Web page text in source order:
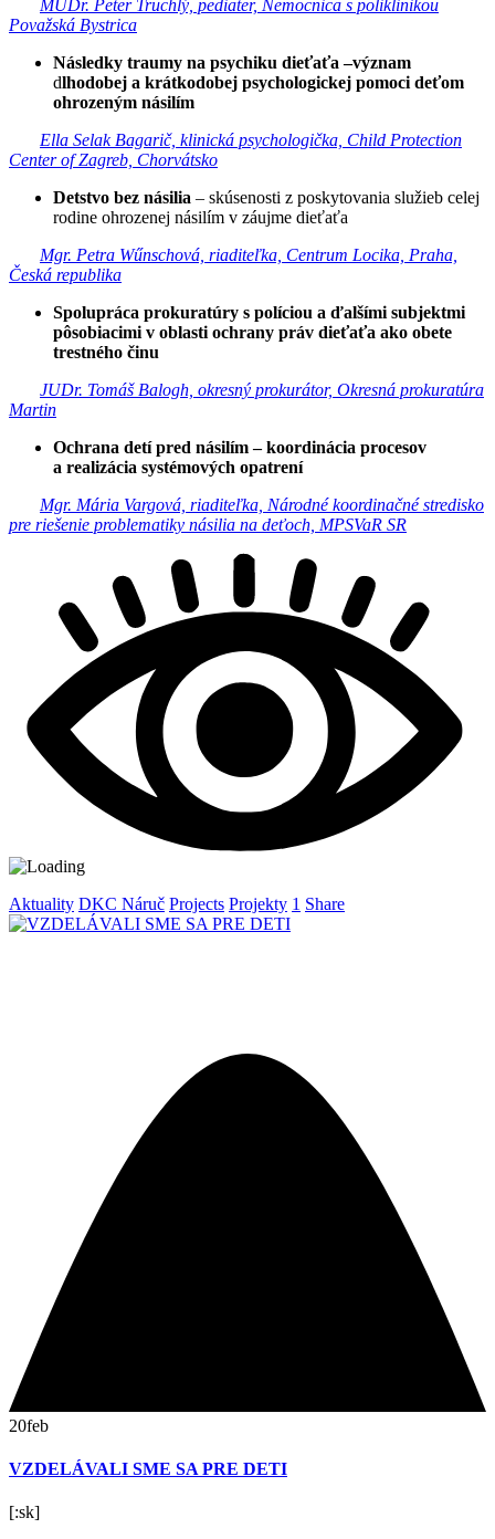
MUDr. Peter Truchlý, pediater, Nemocnica s poliklinikou
Považská Bystrica
Následky traumy na psychiku dieťaťa –význam
dlhodobej a krátkodobej psychologickej pomoci deťom
ohrozeným násilím
Ella Selak Bagarič, klinická psychologička, Child Protection
Center of Zagreb, Chorvátsko
Detstvo bez násilia – skúsenosti z poskytovania služieb celej
rodine ohrozenej násilím v záujme dieťaťa
Mgr. Petra Wűnschová, riaditeľka, Centrum Locika, Praha,
Česká republika
Spolupráca prokuratúry s políciou a ďalšími subjektmi
pôsobiacimi v oblasti ochrany práv dieťaťa ako obete
trestného činu
JUDr. Tomáš Balogh, okresný prokurátor, Okresná prokuratúra
Martin
Ochrana detí pred násilím – koordinácia procesov
a realizácia systémových opatrení
Mgr. Mária Vargová, riaditeľka, Národné koordinačné stredisko
pre riešenie problematiky násilia na deťoch, MPSVaR SR
Aktuality DKC Náruč Projects Projekty 1 Share
20feb
VZDELÁVALI SME SA PRE DETI
[:sk]